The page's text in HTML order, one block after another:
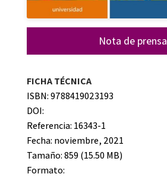
Nota de prensa
FICHA TÉCNICA
ISBN: 9788419023193
DOI:
Referencia: 16343-1
Fecha: noviembre, 2021
Tamaño: 859 (15.50 MB)
Formato: